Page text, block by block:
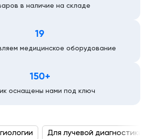
в наличие на складе
19
медицинское оборудование
150+
оснащены нами под ключ
Для лучевой диагностики